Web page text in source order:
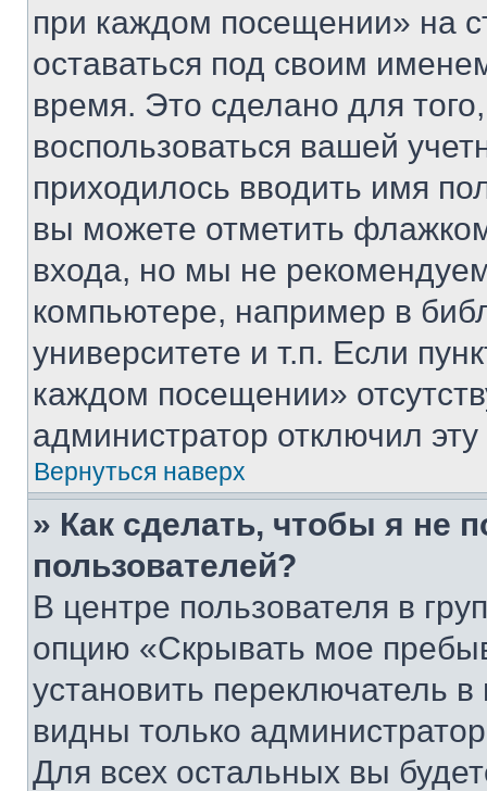
при каждом посещении» на
оставаться под своим
время. Это сделано для
воспользоваться вашей
приходилось вводить имя
вы можете отметить
входа, но мы не
компьютере, например в
университете и т.п. Если
каждом посещении»
администратор отключил
Вернуться наверх
» Как сделать, чтобы я не
пользователей?
В центре пользователя в
опцию «Скрывать мое
установить переключатель
видны только
Для всех остальных вы